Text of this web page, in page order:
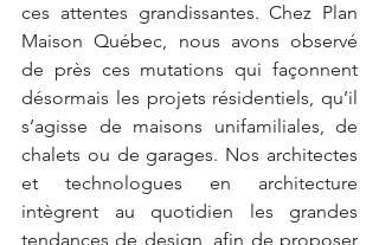
ces attentes grandissantes. Chez Plan
Maison Québec, nous avons observé
de près ces mutations qui façonnent
désormais les projets résidentiels, qu’il
s’agisse de maisons unifamiliales, de
chalets ou de garages. Nos architectes
et technologues en architecture
intègrent au quotidien les grandes
tendances de design, afin de proposer